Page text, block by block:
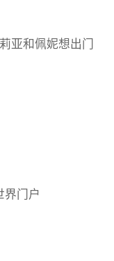
亚和佩妮想出门
界门户